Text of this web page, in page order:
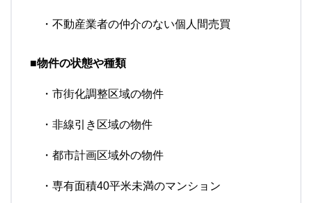
・不動産業者の仲介のない個人間売買
■物件の状態や種類
・市街化調整区域の物件
・非線引き区域の物件
・都市計画区域外の物件
・専有面積40平米未満のマンション